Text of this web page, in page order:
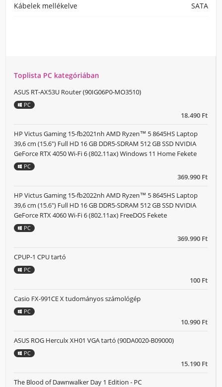
Kábelek mellékelve SATA
Toplista PC kategóriában
18.490 Ft
ASUS RT-AX53U Router (90IG06P0-MO3510)
PC
369.990 Ft
HP Victus Gaming 15-fb2021nh AMD Ryzen™ 5 8645HS Laptop
39,6 cm (15.6") Full HD 16 GB DDR5-SDRAM 512 GB SSD NVIDIA
GeForce RTX 4050 Wi-Fi 6 (802.11ax) Windows 11 Home Fekete
PC
369.990 Ft
HP Victus Gaming 15-fb2022nh AMD Ryzen™ 5 8645HS Laptop
39,6 cm (15.6") Full HD 16 GB DDR5-SDRAM 512 GB SSD NVIDIA
GeForce RTX 4060 Wi-Fi 6 (802.11ax) FreeDOS Fekete
PC
100 Ft
CPUP-1 CPU tartó
PC
10.990 Ft
Casio FX-991CE X tudományos számológép
PC
15.190 Ft
ASUS ROG Herculx XH01 VGA tartó (90DA0020-B09000)
PC
The Blood of Dawnwalker Day 1 Edition - PC